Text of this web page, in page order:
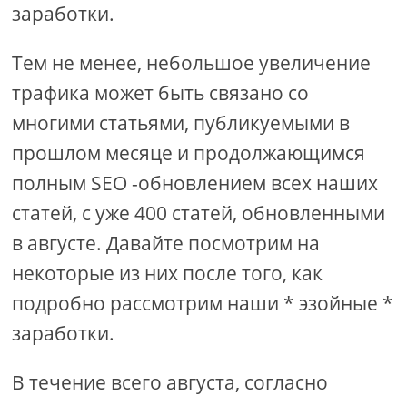
заработки.
Тем не менее, небольшое увеличение
трафика может быть связано со
многими статьями, публикуемыми в
прошлом месяце и продолжающимся
полным SEO -обновлением всех наших
статей, с уже 400 статей, обновленными
в августе. Давайте посмотрим на
некоторые из них после того, как
подробно рассмотрим наши * эзойные *
заработки.
В течение всего августа, согласно